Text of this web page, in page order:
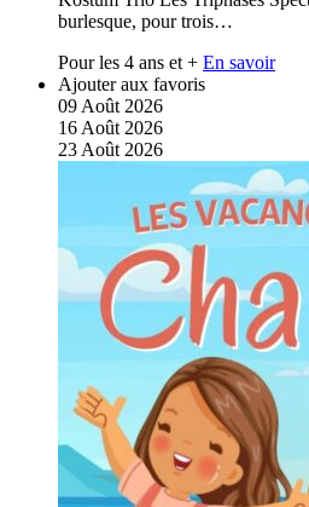
burlesque, pour trois…
Pour les 4 ans et + En savoir
Ajouter aux favoris
09 Août 2026
16 Août 2026
23 Août 2026